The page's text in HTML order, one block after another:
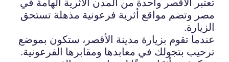
تعتبر الأقصر واحدة من المدن الأثرية الهامة في
مصر وتضم مواقع أثرية فرعونية مذهلة تستحق
الزيارة.
عندما تقوم بزيارة مدينة الأقصر، ستكون بموضع
ترحيب بتجولك في معابدها ومقابرها الفرعونية.